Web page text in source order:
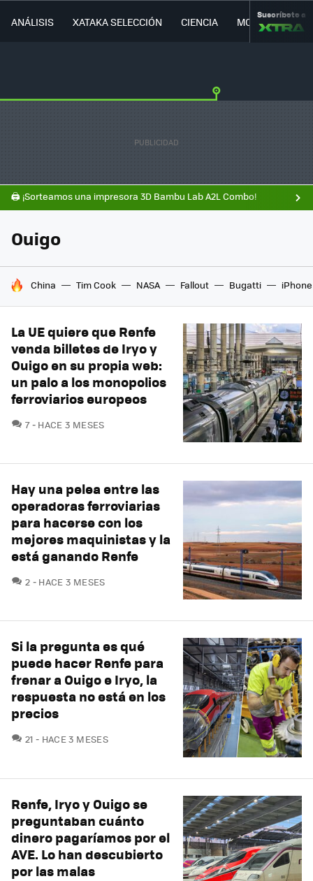
ANÁLISIS XATAKA SELECCIÓN CIENCIA MOVILIDAD
Suscríbete a
🖨️ ¡Sorteamos una impresora 3D Bambu Lab A2L Combo!
Ouigo
HOY SE HABLA DE
China Tim Cook NASA Fallout Bugatti iPhone
La UE quiere que Renfe
venda billetes de Iryo y
Ouigo en su propia web:
un palo a los monopolios
ferroviarios europeos
7COMENTARIOS
HACE 3 MESES
Hay una pelea entre las
operadoras ferroviarias
para hacerse con los
mejores maquinistas y la
está ganando Renfe
2 COMENTARIOS
HACE 3 MESES
Si la pregunta es qué
puede hacer Renfe para
frenar a Ouigo e Iryo, la
respuesta no está en los
precios
21 COMENTARIOS
HACE 3 MESES
Renfe, Iryo y Ouigo se
preguntaban cuánto
dinero pagaríamos por el
AVE. Lo han descubierto
por las malas